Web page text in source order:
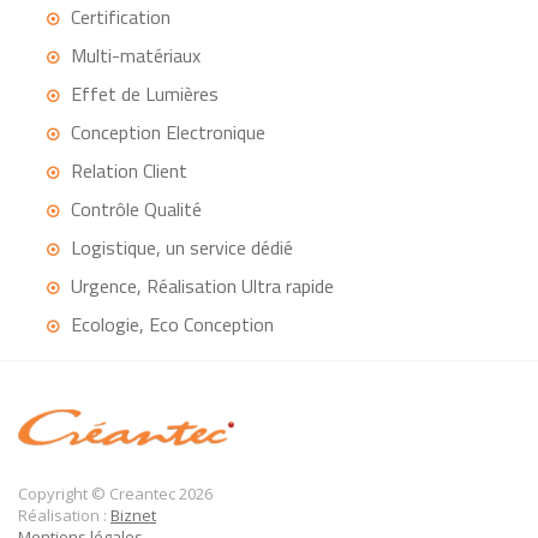
Certification
Multi-matériaux
Effet de Lumières
Conception Electronique
Relation Client
Contrôle Qualité
Logistique, un service dédié
Urgence, Réalisation Ultra rapide
Ecologie, Eco Conception
Copyright © Creantec 2026
Réalisation : Biznet